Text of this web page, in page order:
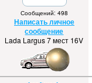
Сообщений: 498
Написать личное
сообщение
Lada Largus 7 мест 16V